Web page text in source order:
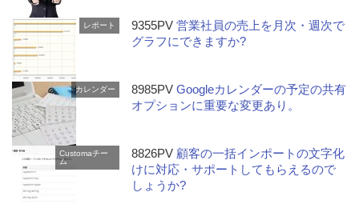
レポート 9355PV営業社員の売上を月次・週次で
グラフにできますか?
カレンダー 8985PVGoogleカレンダーの予定の共有
オプションに重要な変更あり。
Customaチー
ム
8826PV 顧客の一括インポートの文字化
けに対応・サポートしてもらえるので
しょうか?